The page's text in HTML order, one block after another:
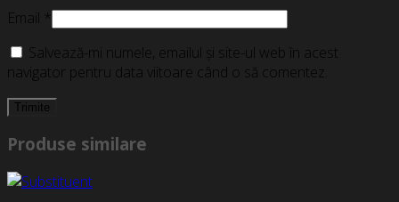
Email *
Salvează-mi numele, emailul și site-ul web în acest
navigator pentru data viitoare când o să comentez.
Produse similare